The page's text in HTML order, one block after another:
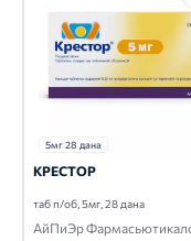
5мг 28 дана
КРЕСТОР
таб п/об, 5мг, 28 дана
АйПиЭр